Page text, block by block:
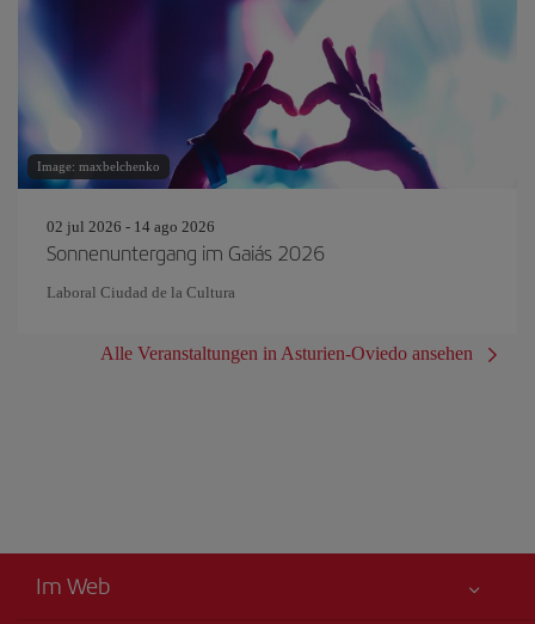
Image: maxbelchenko
02 jul 2026 - 14 ago 2026
Sonnenuntergang im Gaiás 2026
Laboral Ciudad de la Cultura
Alle Veranstaltungen in Asturien-Oviedo ansehen
Im Web